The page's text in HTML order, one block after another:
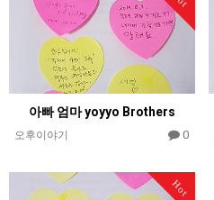
아빠 엄마 yoyyo Brothers
오후이야기 0
Hot